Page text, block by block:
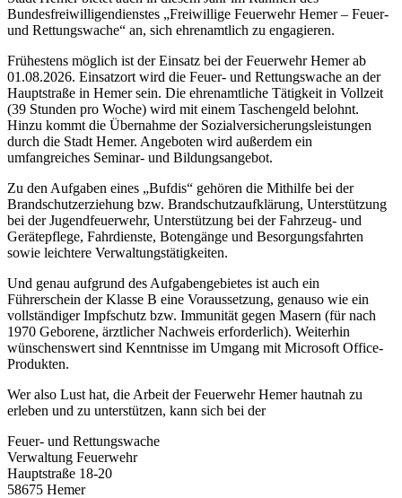
Bundesfreiwilligendienstes „Freiwillige Feuerwehr Hemer – Feuer-
und Rettungswache“ an, sich ehrenamtlich zu engagieren.
Frühestens möglich ist der Einsatz bei der Feuerwehr Hemer ab
01.08.2026. Einsatzort wird die Feuer- und Rettungswache an der
Hauptstraße in Hemer sein. Die ehrenamtliche Tätigkeit in Vollzeit
(39 Stunden pro Woche) wird mit einem Taschengeld belohnt.
Hinzu kommt die Übernahme der Sozialversicherungsleistungen
durch die Stadt Hemer. Angeboten wird außerdem ein
umfangreiches Seminar- und Bildungsangebot.
Zu den Aufgaben eines „Bufdis“ gehören die Mithilfe bei der
Brandschutzerziehung bzw. Brandschutzaufklärung, Unterstützung
bei der Jugendfeuerwehr, Unterstützung bei der Fahrzeug- und
Gerätepflege, Fahrdienste, Botengänge und Besorgungsfahrten
sowie leichtere Verwaltungstätigkeiten.
Und genau aufgrund des Aufgabengebietes ist auch ein
Führerschein der Klasse B eine Voraussetzung, genauso wie ein
vollständiger Impfschutz bzw. Immunität gegen Masern (für nach
1970 Geborene, ärztlicher Nachweis erforderlich). Weiterhin
wünschenswert sind Kenntnisse im Umgang mit Microsoft Office-
Produkten.
Wer also Lust hat, die Arbeit der Feuerwehr Hemer hautnah zu
erleben und zu unterstützen, kann sich bei der
Feuer- und Rettungswache
Verwaltung Feuerwehr
Hauptstraße 18-20
58675 Hemer